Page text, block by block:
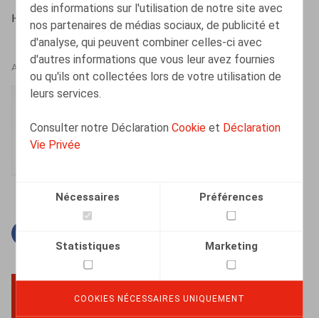
des informations sur l'utilisation de notre site avec
nos partenaires de médias sociaux, de publicité et
d'analyse, qui peuvent combiner celles-ci avec
d'autres informations que vous leur avez fournies
ou qu'ils ont collectées lors de votre utilisation de
leurs services.
Consulter notre DéclarationCookie et Déclaration
Vie Privée
Nécessaires Préférences
Statistiques Marketing
COOKIES NÉCESSAIRES UNIQUEMENT
HR.square (online), 01/12/2023
AUTEURS